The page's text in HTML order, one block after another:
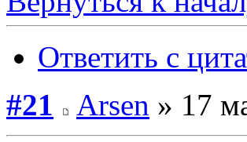
Ответить с
#21
Arsen » 17